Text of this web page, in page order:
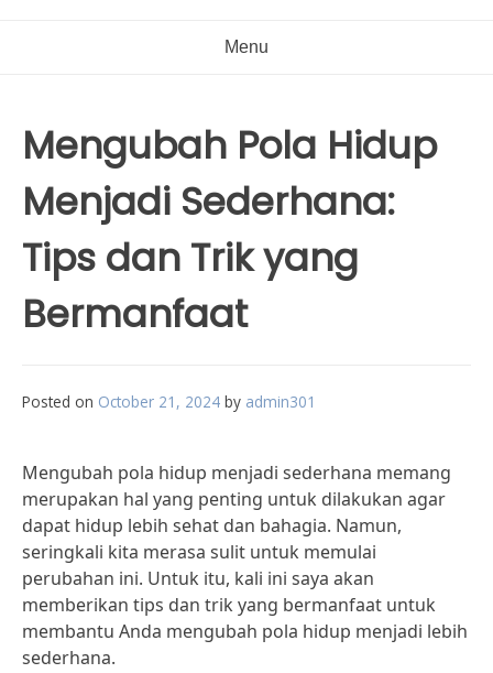
Menu
Mengubah Pola Hidup
Menjadi Sederhana:
Tips dan Trik yang
Bermanfaat
Posted on October 21, 2024 by admin301
Mengubah pola hidup menjadi sederhana memang
merupakan hal yang penting untuk dilakukan agar
dapat hidup lebih sehat dan bahagia. Namun,
seringkali kita merasa sulit untuk memulai
perubahan ini. Untuk itu, kali ini saya akan
memberikan tips dan trik yang bermanfaat untuk
membantu Anda mengubah pola hidup menjadi lebih
sederhana.